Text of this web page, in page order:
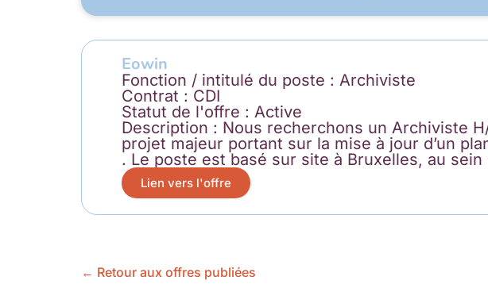
Eowin
Fonction / intitulé du poste : Archiviste
Contrat : CDI
Statut de l'offre : Active
Description : Nous recherchons un Archiviste
projet majeur portant sur la mise à jour d’un
. Le poste est basé sur site à Bruxelles, au
Lien vers l'offre
← Retour aux offres publiées